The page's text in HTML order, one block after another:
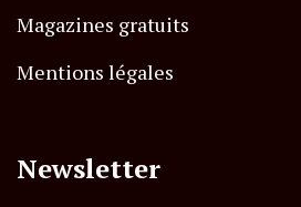
Magazines gratuits
Mentions légales
Newsletter